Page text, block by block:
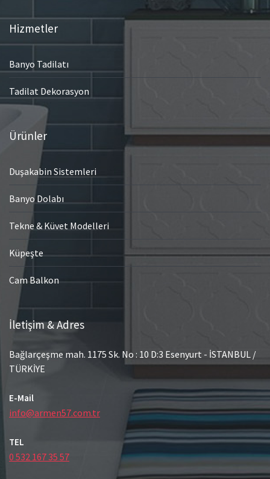
Hizmetler
Banyo Tadilatı
Tadilat Dekorasyon
Ürünler
Duşakabin Sistemleri
Banyo Dolabı
Tekne & Küvet Modelleri
Küpeşte
Cam Balkon
İletişim & Adres
Bağlarçeşme mah. 1175 Sk. No : 10 D:3 Esenyurt - İSTANBUL /
TÜRKİYE
E-Mail
info@armen57.com.tr
TEL
0 532 167 35 57